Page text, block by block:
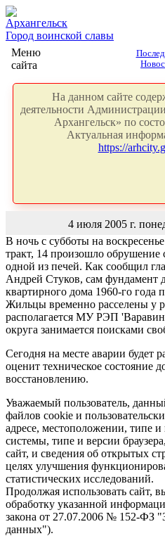
Архангельск
Город воинской славы
Меню
сайта
На данном сайте
деятельности
Архангельск» по
Актуальная
https://
4 июля 2005 г.
В ночь с субботы на
тракт, 14 произошло обрушение
одной из печей. Как сообщил
Андрей Стуков, сам фундамент
квартирного дома 1960-го года
Жильцы временно расселены у
располагается МУ РЭП
округа занимается поисками
Сегодня на месте аварии будет
оценит техническое состояние
восстановлению.
Уважаемый пользователь,
файлов cookie и
адресе, местоположении, типе
системы, типе и версии
сайт, и сведения об открытых
целях улучшения
статистических исследований.
Продолжая использовать сайт,
обработку указанной
закона от 27.07.2006 № 152-ФЗ
данных").